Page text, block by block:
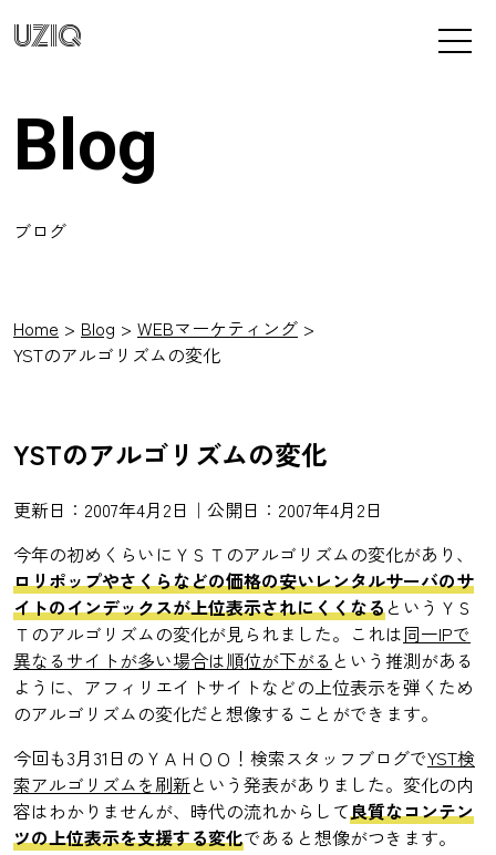
UZIQ
Blog
ブログ
Home Blog
WEBマーケティング
YSTのアルゴリズムの変化
YSTのアルゴリズムの変化
更新日：2007年4月2日｜公開日：2007年4月2日
今年の初めくらいにＹＳＴのアルゴリズムの変化があり、
ロリポップやさくらなどの価格の安いレンタルサーバのサ
イトのインデックスが上位表示されにくくなるというＹＳ
Ｔのアルゴリズムの変化が見られました。これは同一IPで
異なるサイトが多い場合は順位が下がる という推測がある
ように、アフィリエイトサイトなどの上位表示を弾くため
のアルゴリズムの変化だと想像することができます。
今回も3月31日のＹＡＨＯＯ！検索スタッフブログでYST検
索アルゴリズムを刷新という発表がありました。変化の内
容はわかりませんが、時代の流れからして良質なコンテン
ツの上位表示を支援する変化であると想像がつきます。